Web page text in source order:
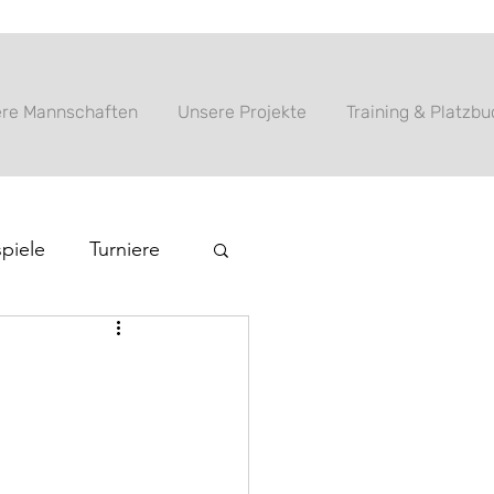
Mannschaften Unsere Projekte Training &
Turniere